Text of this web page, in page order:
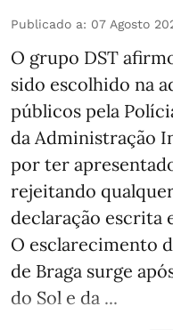
Publicado a: 07 Agosto
O grupo DST
sido escolhido na
públicos pela
da Administração
por ter
rejeitando
declaração escrita
O esclarecimento
de Braga surge
do Sol e da ...